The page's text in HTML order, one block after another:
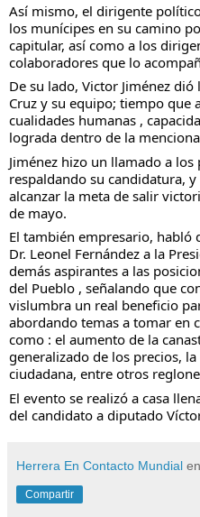
Así mismo, el dirigente
los munícipes en su camino
capitular, así como a los
colaboradores que lo
De su lado, Victor Jiménez
Cruz y su equipo; tiempo que
cualidades humanas ,
lograda dentro de la
Jiménez hizo un llamado a
respaldando su candidatura,
alcanzar la meta de salir
de mayo.
El también empresario, habló
Dr. Leonel Fernández a la
demás aspirantes a las
del Pueblo , señalando que
vislumbra un real beneficio
abordando temas a tomar en
como : el aumento de la
generalizado de los precios,
ciudadana, entre otros
El evento se realizó a casa
del candidato a diputado
Herrera En Contacto Mundial en
Compartir